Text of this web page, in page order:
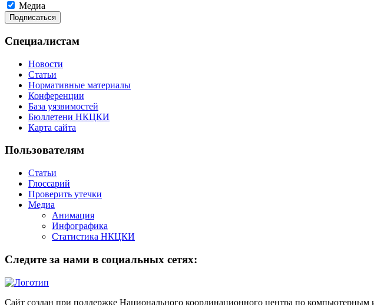
Медиа
Специалистам
Новости
Статьи
Нормативные материалы
Конференции
База уязвимостей
Бюллетени НКЦКИ
Карта сайта
Пользователям
Статьи
Глоссарий
Проверить утечки
Медиа
Анимация
Инфографика
Статистика НКЦКИ
Следите за нами в социальных сетях:
Сайт создан при поддержке Национального координационного центра по